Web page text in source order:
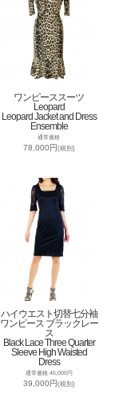
ワンピーススーツ
Leopard
Leopard Jacket and Dress
Ensemble
通常価格
78,000円(税別)
ハイウエスト切替七分袖
ワンピース ブラックレー
ス
Black Lace Three Quarter
Sleeve High Waisted
Dress
通常価格 45,000円
39,000円(税別)